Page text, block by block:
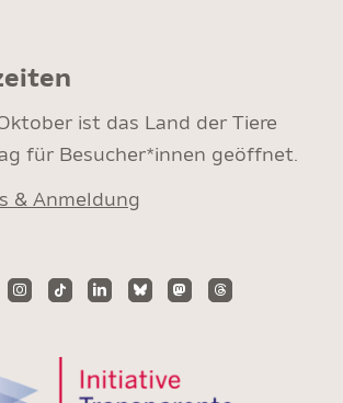
ist das Land der Tiere
für Besucher*innen geöffnet.
& Anmeldung